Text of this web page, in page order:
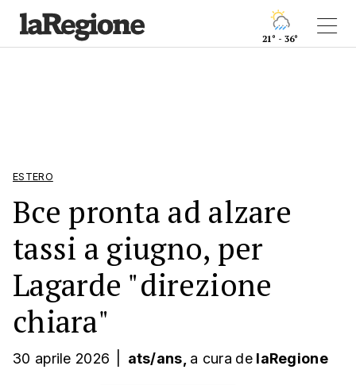
21° - 36°
ESTERO
Bce pronta ad alzare
tassi a giugno, per
Lagarde "direzione
chiara"
30 aprile 2026 ats/ans, a cura de laRegione